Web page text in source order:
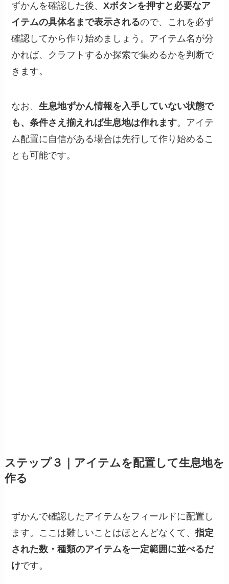
ずかんを確認した後、Xボタンを押すと必要なア
イテムの具体名まで表示されるので、これを必ず
確認してから作り始めましょう。アイテム名が分
かれば、クラフトするか探索で集めるかを判断で
きます。
なお、生息地ずかん情報を入手していない状態で
も、条件さえ揃えれば生息地は作れます。アイテ
ム配置に自信がある場合は先行して作り始めるこ
とも可能です。
ステップ３｜アイテムを配置して生息地を
作る
ずかんで確認したアイテムをフィールドに配置し
ます。ここは難しいことはほとんどなくて、指定
された数・種類のアイテムを一定範囲に並べるだ
けです。